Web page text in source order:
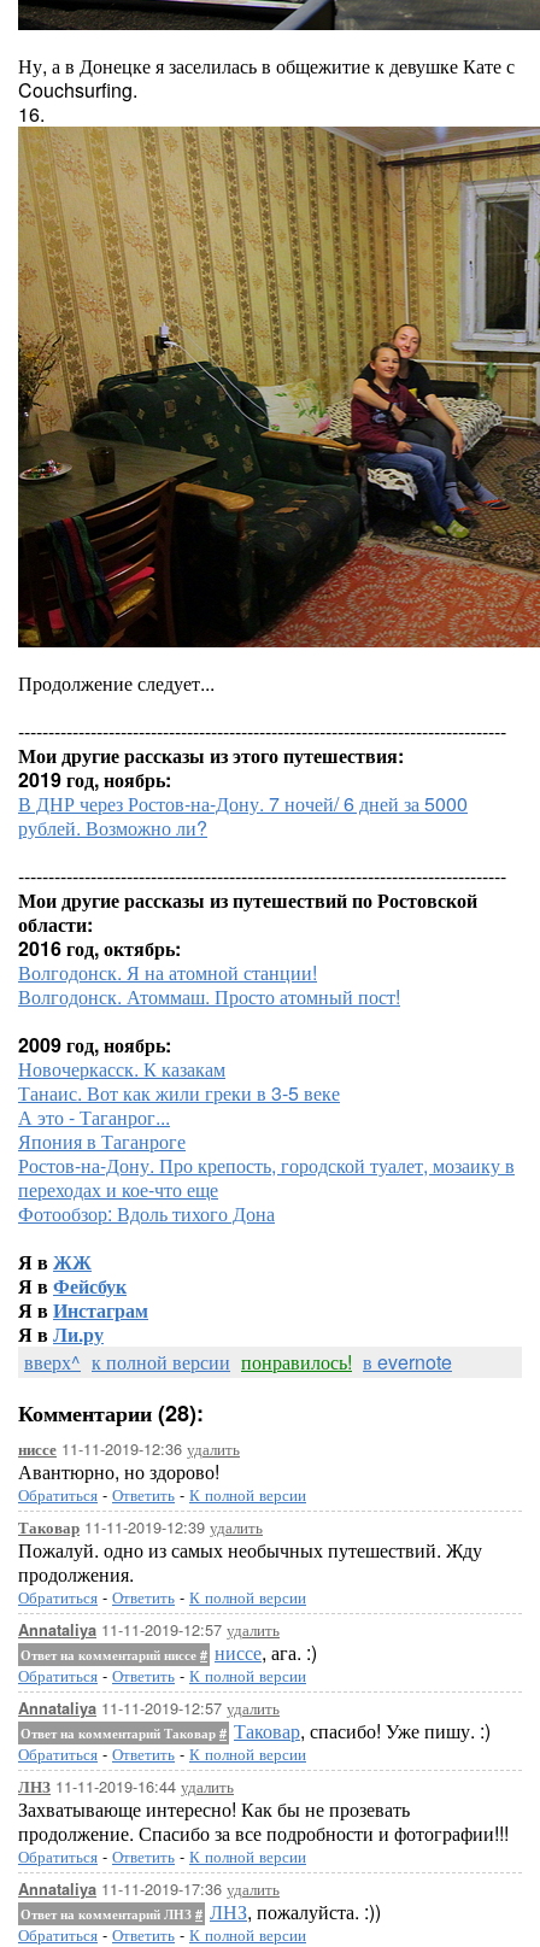
Ну, а в Донецке я заселилась в общежитие к девушке Кате с
Couchsurfing.
16.
Продолжение следует...
---------------------------------------------------------------------------------
Мои другие рассказы из этого путешествия:
2019 год, ноябрь:
В ДНР через Ростов-на-Дону. 7 ночей/ 6 дней за 5000
рублей. Возможно ли?
---------------------------------------------------------------------------------
Мои другие рассказы из путешествий по Ростовской
области:
2016 год, октябрь:
Волгодонск. Я на атомной станции!
Волгодонск. Атоммаш. Просто атомный пост!
2009 год, ноябрь:
Новочеркасск. К казакам
Танаис. Вот как жили греки в 3-5 веке
А это - Таганрог...
Япония в Таганроге
Ростов-на-Дону. Про крепость, городской туалет, мозаику в
переходах и кое-что еще
Фотообзор: Вдоль тихого Дона
Я вЖЖ
Я вФейсбук
Я вИнстаграм
Я вЛи.ру
вверх^ к полной версии понравилось! в evernote
Комментарии (28):
ниссе 11-11-2019-12:36 удалить
Авантюрно, но здорово!
Обратиться - Ответить - К полной версии
Таковар 11-11-2019-12:39 удалить
Пожалуй. одно из самых необычных путешествий. Жду
продолжения.
Обратиться - Ответить - К полной версии
Annataliya 11-11-2019-12:57 удалить
Ответ на комментарий ниссе # ниссе, ага. :)
Обратиться - Ответить - К полной версии
Annataliya 11-11-2019-12:57 удалить
Ответ на комментарий Таковар # Таковар, спасибо! Уже пишу. :)
Обратиться - Ответить - К полной версии
ЛНЗ 11-11-2019-16:44 удалить
Захватывающе интересно! Как бы не прозевать
продолжение. Спасибо за все подробности и фотографии!!!
Обратиться - Ответить - К полной версии
Annataliya 11-11-2019-17:36 удалить
Ответ на комментарий ЛНЗ # ЛНЗ, пожалуйста. :))
Обратиться - Ответить - К полной версии